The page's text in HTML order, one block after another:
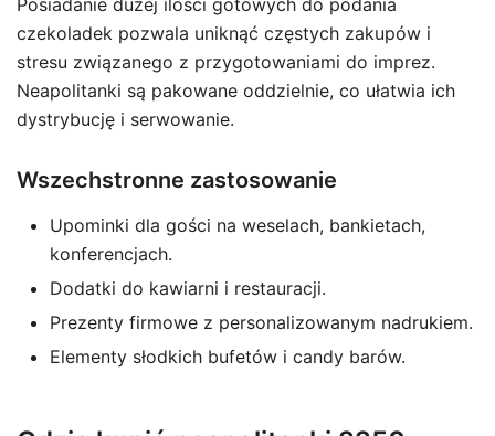
Posiadanie dużej ilości gotowych do podania
czekoladek pozwala uniknąć częstych zakupów i
stresu związanego z przygotowaniami do imprez.
Neapolitanki są pakowane oddzielnie, co ułatwia ich
dystrybucję i serwowanie.
Wszechstronne zastosowanie
Upominki dla gości na weselach, bankietach,
konferencjach.
Dodatki do kawiarni i restauracji.
Prezenty firmowe z personalizowanym nadrukiem.
Elementy słodkich bufetów i candy barów.